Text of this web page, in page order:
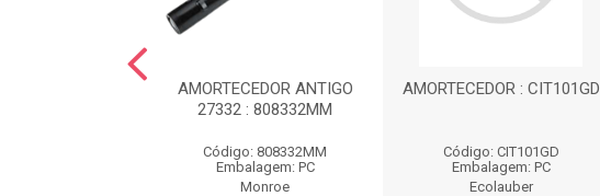
AMORTECEDOR ANTIGO
27332 : 808332MM
Código: 808332MM
Embalagem: PC
Monroe
AMORTECEDOR : CIT101GD
Código: CIT101GD
Embalagem: PC
Ecolauber